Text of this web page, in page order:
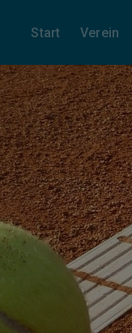
Start Verein